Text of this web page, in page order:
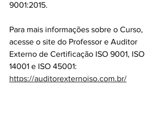
9001:2015.
Para mais informações sobre o Curso,
acesse o site do Professor e Auditor
Externo de Certificação ISO 9001, ISO
14001 e ISO 45001:
https://auditorexternoiso.com.br/